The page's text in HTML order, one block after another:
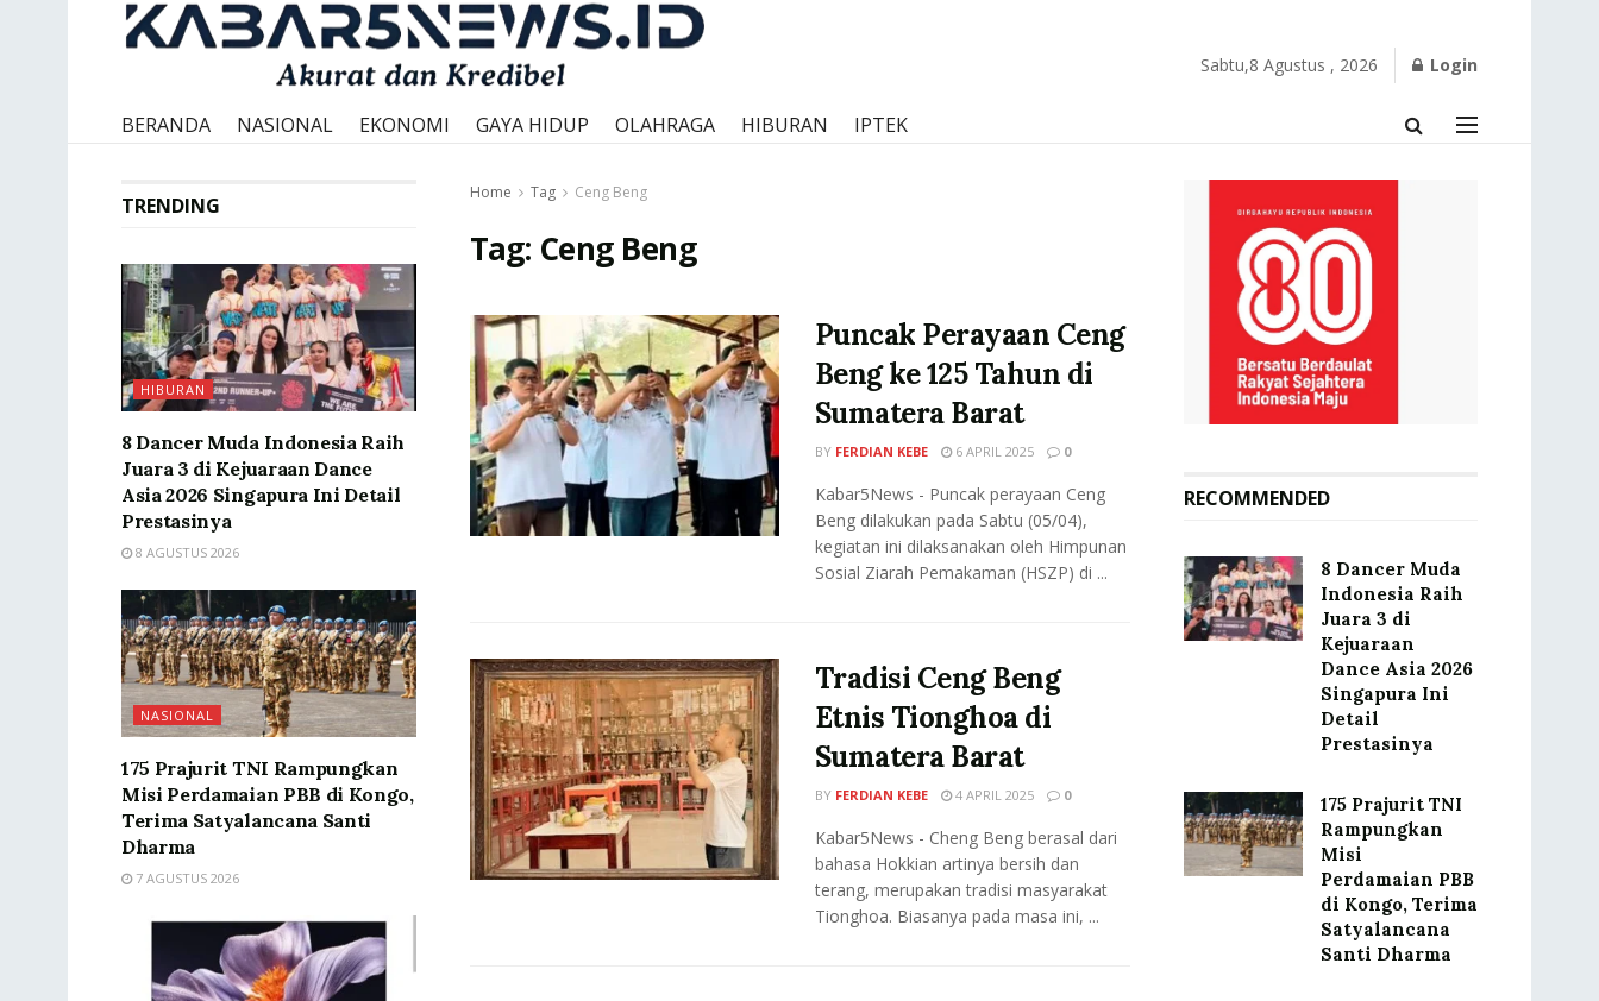
Sabtu,8 Agustus , 2026 Login
BERANDA NASIONAL EKONOMI GAYA HIDUP OLAHRAGA HIBURAN IPTEK
Home Tag Ceng Beng
Tag: Ceng Beng
Puncak Perayaan Ceng
Beng ke 125 Tahun di
Sumatera Barat
BY FERDIAN KEBE 6 APRIL 2025 0
Kabar5News - Puncak perayaan Ceng
Beng dilakukan pada Sabtu (05/04),
kegiatan ini dilaksanakan oleh Himpunan
Sosial Ziarah Pemakaman (HSZP) di ...
Tradisi Ceng Beng
Etnis Tionghoa di
Sumatera Barat
BY FERDIAN KEBE 4 APRIL 2025 0
Kabar5News - Cheng Beng berasal dari
bahasa Hokkian artinya bersih dan
terang, merupakan tradisi masyarakat
Tionghoa. Biasanya pada masa ini, ...
TRENDING
HIBURAN
8 Dancer Muda Indonesia Raih
Juara 3 di Kejuaraan Dance
Asia 2026 Singapura Ini Detail
Prestasinya
8 AGUSTUS 2026
NASIONAL
175 Prajurit TNI Rampungkan
Misi Perdamaian PBB di Kongo,
Terima Satyalancana Santi
Dharma
7 AGUSTUS 2026
RECOMMENDED
8 Dancer Muda
Indonesia Raih
Juara 3 di
Kejuaraan
Dance Asia 2026
Singapura Ini
Detail
Prestasinya
175 Prajurit TNI
Rampungkan
Misi
Perdamaian PBB
di Kongo, Terima
Satyalancana
Santi Dharma